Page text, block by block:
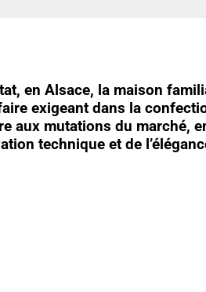
en Alsace, la maison
exigeant dans la
aux mutations du marché,
technique et de